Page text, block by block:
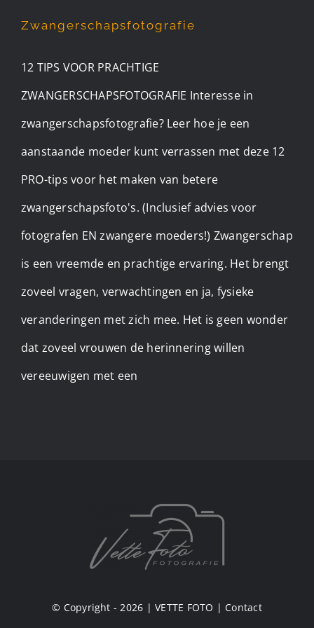
Zwangerschapsfotografie
12 TIPS VOOR PRACHTIGE
ZWANGERSCHAPSFOTOGRAFIE Interesse in
zwangerschapsfotografie? Leer hoe je een
aanstaande moeder kunt verrassen met deze 12
PRO-tips voor het maken van betere
zwangerschapsfoto's. (Inclusief advies voor
fotografen EN zwangere moeders!) Zwangerschap
is een vreemde en prachtige ervaring. Het brengt
zoveel vragen, verwachtingen en ja, fysieke
veranderingen met zich mee. Het is geen wonder
dat zoveel vrouwen de herinnering willen
vereeuwigen met een
© Copyright - 2026 |VETTE FOTO | Contact